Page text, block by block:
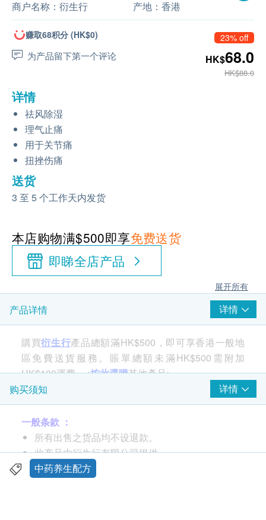
商户名称： 衍生行 产地： 香港
赚取68积分 (HK$0)
为产品留下第一个评论
23% off
HK$68.0
HK$88.0
详情
祛风除湿
理气止痛
用于关节痛
扭挫伤痛
送货
3 至 5 个工作天内发货
本店购物满$500即享免费送货
即睇全店产品
展开所有
产品详情 详情
購買衍生行產品總額滿HK$500，即可享香港一般地
區免費送貨服務。賬單總額未滿HK$500需附加
HK$100運費。<按此選購其他產品>
功效
本产品芳香开窍，消疲提神，祛风除湿，理气止痛。
用于关节痛，神经痛，扭挫伤痛，伤风感冒引起的头
痛及蚊虫叮咬痒痛，晕车、中暑和疖疮初起。
购买须知 详情
一般条款 ：
所有出售之货品均不设退款。
此产品由衍生行有限公司提供。
如有任何争议，衍生行有限公司及健康网购
中药养生配方